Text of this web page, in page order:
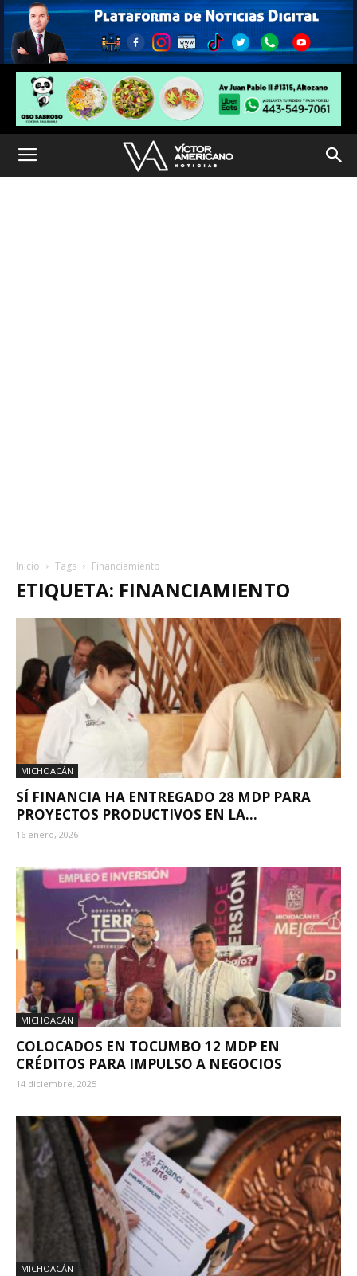
Inicio Tags Financiamiento
ETIQUETA: FINANCIAMIENTO
MICHOACÁN
SÍ FINANCIA HA ENTREGADO 28 MDP PARA
PROYECTOS PRODUCTIVOS EN LA...
16 enero, 2026
MICHOACÁN
COLOCADOS EN TOCUMBO 12 MDP EN
CRÉDITOS PARA IMPULSO A NEGOCIOS
14 diciembre, 2025
MICHOACÁN